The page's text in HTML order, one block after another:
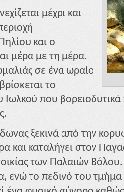
μέχρι και
και ο
μέρα με τη μέρα.
σε ένα ωραίο
το
που βορειοδυτικά
ξεκινά από την
και καταλήγει στον
των Παλαιών
ενώ το πεδινό του τμήμα